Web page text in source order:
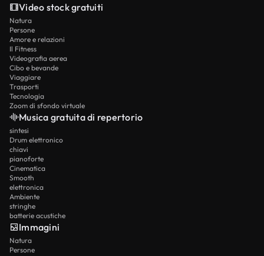
Video stock gratuiti
Natura
Persone
Amore e relazioni
Il Fitness
Videografia aerea
Cibo e bevande
Viaggiare
Trasporti
Tecnologia
Zoom di sfondo virtuale
Musica gratuita di repertorio
sintesi
Drum elettronico
chiavi
pianoforte
Cinematica
Smooth
elettronica
Ambiente
stringhe
batterie acustiche
Immagini
Natura
Persone